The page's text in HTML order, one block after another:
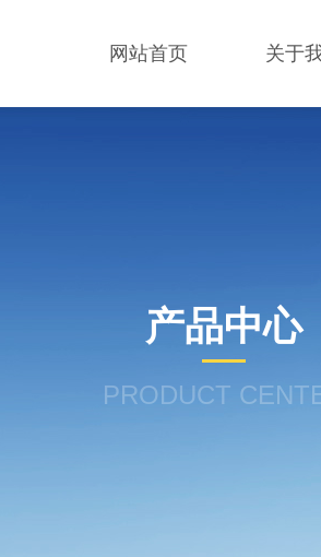
网站首页 关于
产品中心
PRODUCT